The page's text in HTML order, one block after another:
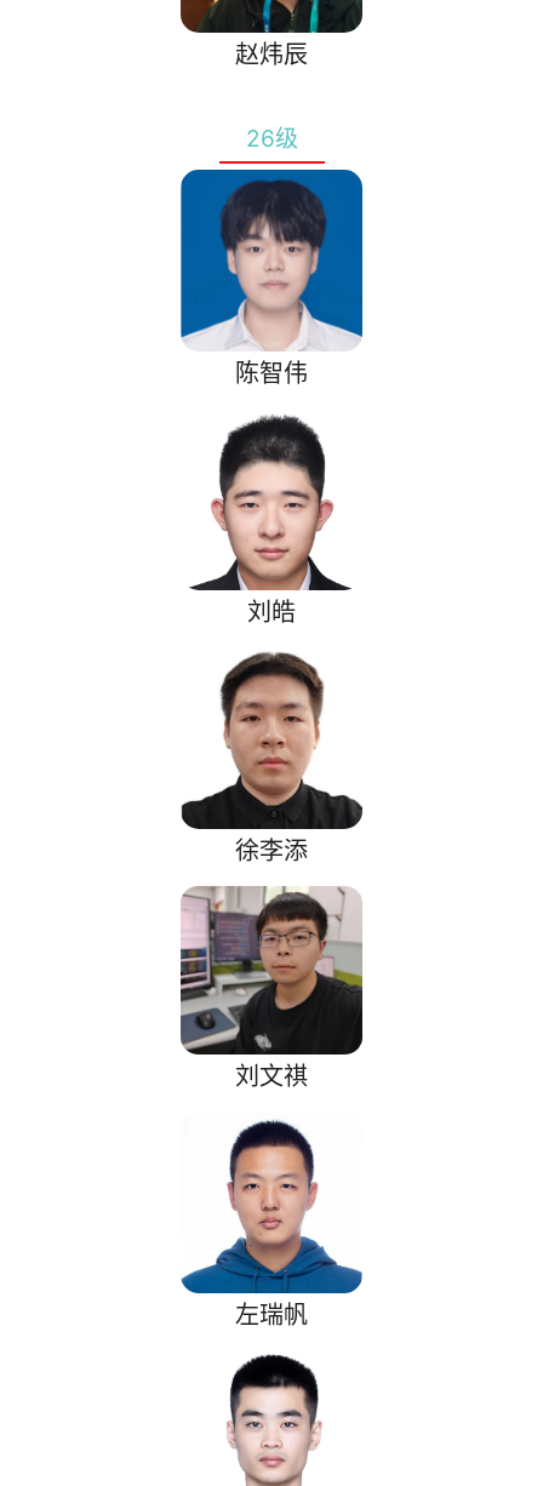
赵炜辰
26级
陈智伟
刘皓
徐李添
刘文祺
左瑞帆